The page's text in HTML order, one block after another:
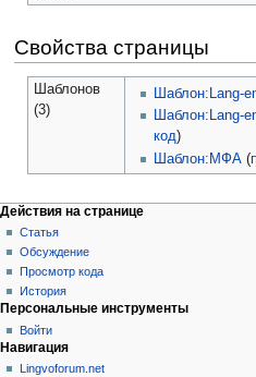
Свойства страницы
Шаблонов
(3)
Шаблон:Lang-
Шаблон:Lang-
код)
Шаблон:МФА(
Действия на странице
Статья
Обсуждение
Просмотр кода
История
Персональные инструменты
Войти
Навигация
Lingvoforum.net